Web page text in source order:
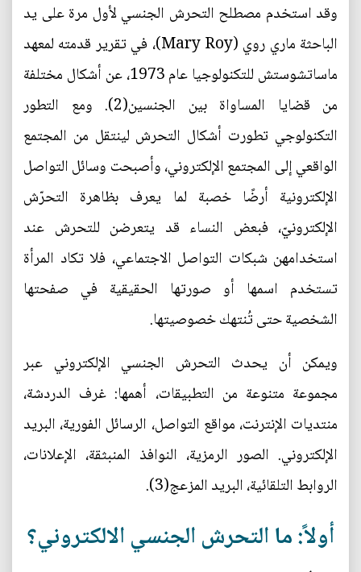
وقد استخدم مصطلح التحرش الجنسي لأول مرة على يد
الباحثة ماري روي (Mary Roy)، في تقرير قدمته لمعهد
ماساتشوستش للتكنولوجيا عام 1973، عن أشكال مختلفة
من قضايا المساواة بين الجنسين(2). ومع التطور
التكنولوجي تطورت أشكال التحرش لينتقل من المجتمع
الواقعي إلى المجتمع الإلكتروني، وأصبحت وسائل التواصل
الإلكترونية أرضًا خصبة لما يعرف بظاهرة التحرّش
الإلكترونيّ، فبعض النساء قد يتعرضن للتحرش عند
استخدامهن شبكات التواصل الاجتماعي، فلا تكاد المرأة
تستخدم اسمها أو صورتها الحقيقية في صفحتها
الشخصية حتى تُنتهك خصوصيتها.
ويمكن أن يحدث التحرش الجنسي الإلكتروني عبر
مجموعة متنوعة من التطبيقات، أهمها: غرف الدردشة،
منتديات الإنترنت، مواقع التواصل، الرسائل الفورية، البريد
الإلكتروني. الصور الرمزية، النوافذ المنبثقة، الإعلانات،
الروابط التلقائية، البريد المزعج(3).
أولاً: ما التحرش الجنسي الالكتروني؟